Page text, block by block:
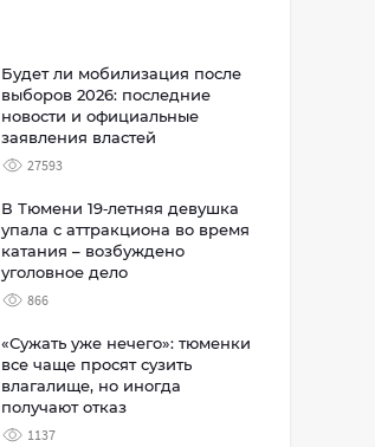
Будет ли мобилизация после
выборов 2026: последние
новости и официальные
заявления властей
27593
В Тюмени 19‑летняя девушка
упала с аттракциона во время
катания – возбуждено
уголовное дело
866
«Сужать уже нечего»: тюменки
все чаще просят сузить
влагалище, но иногда
получают отказ
1137